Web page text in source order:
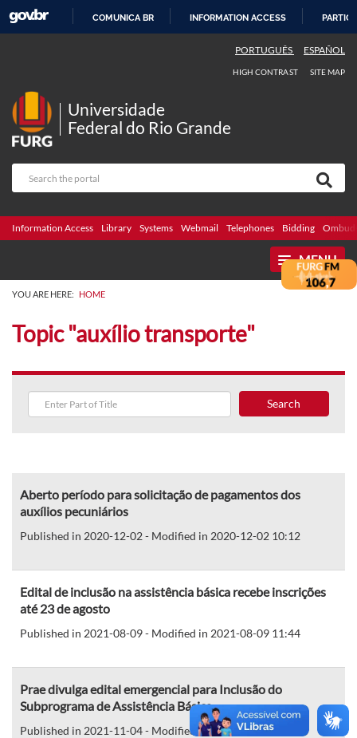
COMUNICA BR INFORMATION ACCESS
PORTUGUÊS ESPAÑOL
HIGH CONTRAST SITE MAP
Universidade
Federal do Rio Grande
Information Access Library Systems Webmail Telephones Bidding
MENU
YOU ARE HERE: HOME
Topic "auxílio transporte"
Search
Aberto período para solicitação de pagamentos dos
auxílios pecuniários
Published in 2020-12-02 - Modified in 2020-12-02 10:12
Edital de inclusão na assistência básica recebe inscrições
até 23 de agosto
Published in 2021-08-09 - Modified in 2021-08-09 11:44
Prae divulga edital emergencial para Inclusão do
Subprograma de Assistência Básica
Published in 2021-11-04 - Modified in 2021-11-04 15:08